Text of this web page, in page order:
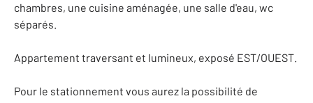
chambres, une cuisine aménagée, une salle d'eau, wc
séparés.
Appartement traversant et lumineux, exposé EST/OUEST.
Pour le stationnement vous aurez la possibilité de